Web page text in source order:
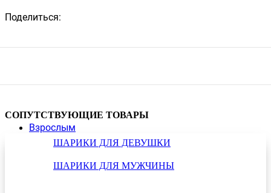
Взрослым
ШАРИКИ ДЛЯ ДЕВУШКИ
ШАРИКИ ДЛЯ МУЖЧИНЫ
Поделиться:
СОПУТСТВУЮЩИЕ ТОВАРЫ